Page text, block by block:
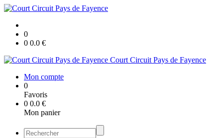
0
0 0.0 €
Court Circuit Pays de Fayence
Mon compte
0
Favoris
0 0.0 €
Mon panier